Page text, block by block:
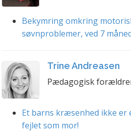
Bekymring omkring
søvnproblemer, ved 7
Trine Andreasen
Pædagogisk
Et barns kræsenhed ikke er
fejlet som mor!